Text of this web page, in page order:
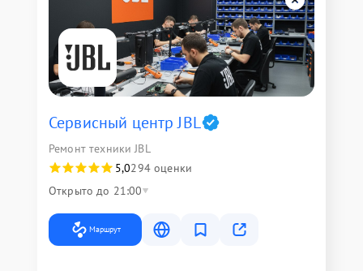
Сервисный центр JBL
Ремонт техники JBL
5,0294 оценки
Открыто до 21:00
Маршрут